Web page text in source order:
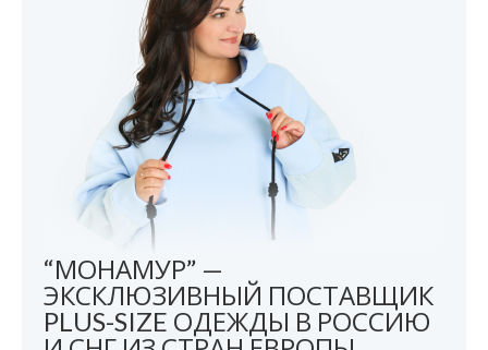
“МОНАМУР” —
ЭКСКЛЮЗИВНЫЙ ПОСТАВЩИК
PLUS-SIZE ОДЕЖДЫ В РОССИЮ